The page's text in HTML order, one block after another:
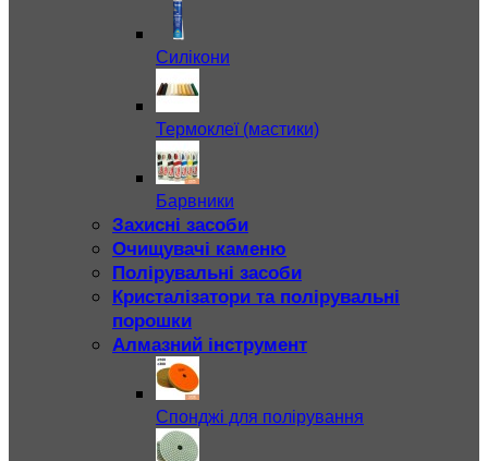
Силікони
Термоклеї (мастики)
Барвники
Захисні засоби
Очищувачі каменю
Полірувальні засоби
Кристалізатори та полірувальні
порошки
Алмазний інструмент
Спонджі для полірування